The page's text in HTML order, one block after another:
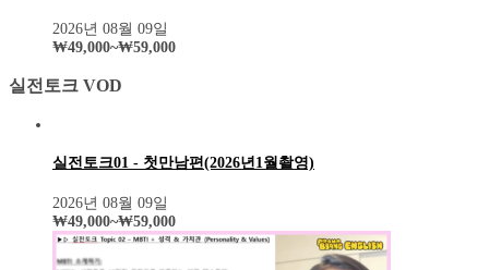
2026년 08월 09일
₩49,000~₩59,000
실전토크 VOD
실전토크01 - 첫만남편(2026년1월촬영)
2026년 08월 09일
₩49,000~₩59,000